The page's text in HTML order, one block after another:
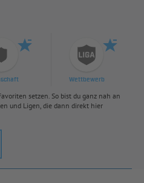
Wettbewerb
setzen. So bist du ganz nah an
und Ligen, die dann direkt hier